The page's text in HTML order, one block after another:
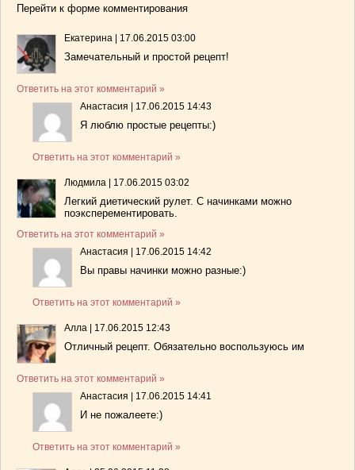
Перейти к форме комментирования
Екатерина 17.06.2015 03:00
Замечательный и простой рецепт!
Ответить на этот комментарий »
Анастасия
17.06.2015 14:43
Я люблю простые рецепты:)
Ответить на этот комментарий »
Людмила 17.06.2015 03:02
Легкий диетический рулет. С начинками можно
поэксперементировать.
Ответить на этот комментарий »
Анастасия
17.06.2015 14:42
Вы правы начинки можно разные:)
Ответить на этот комментарий »
Алла 17.06.2015 12:43
Отличный рецепт. Обязательно воспользуюсь им
Ответить на этот комментарий »
Анастасия
17.06.2015 14:41
И не пожалеете:)
Ответить на этот комментарий »